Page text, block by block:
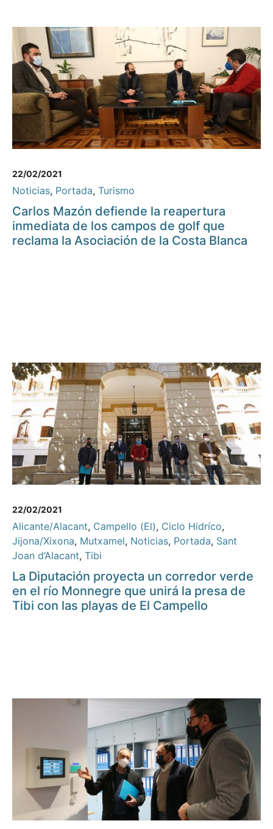
22/02/2021
Noticias, Portada, Turismo
Carlos Mazón defiende la reapertura
inmediata de los campos de golf que
reclama la Asociación de la Costa Blanca
22/02/2021
Alicante/Alacant, Campello (El), Ciclo Hidríco,
Jijona/Xixona, Mutxamel, Noticias, Portada, Sant
Joan d’Alacant, Tibi
La Diputación proyecta un corredor verde
en el río Monnegre que unirá la presa de
Tibi con las playas de El Campello